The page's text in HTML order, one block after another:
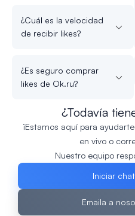
¿Cuál es la velocidad
de recibir likes?
¿Es seguro comprar
likes de Ok.ru?
¿Todavía
¡Estamos aquí para
en vivo o
Nuestro equipo
Iniciar
Emaila a